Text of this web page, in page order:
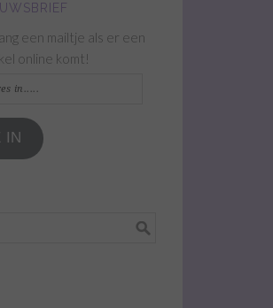
een mailtje als er een
online komt!
IN